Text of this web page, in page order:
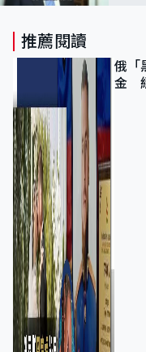
推薦閱讀
俄「
金